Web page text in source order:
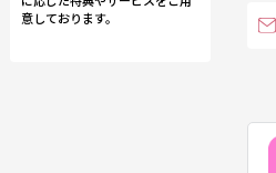
意しております。